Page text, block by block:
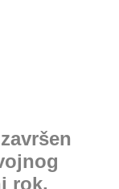
rok,